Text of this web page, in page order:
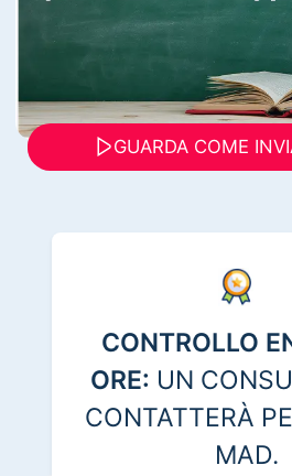
GUARDA COME
CONTROLLO
ORE: UN
CONTATTERÀ
MAD.